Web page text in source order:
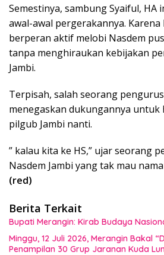
Semestinya, sambung Syaiful, HA
awal-awal pergerakannya.
berperan aktif melobi Nasdem
tanpa menghiraukan kebijakan
Jambi.
Terpisah, salah seorang
menegaskan dukungannya untuk
pilgub Jambi nanti.
” kalau kita ke HS,” ujar seorang
Nasdem Jambi yang tak mau
(red)
Berita Terkait
Bupati Merangin: Kirab Budaya
Minggu, 12 Juli 2026, Merangin Bakal
Penampilan 30 Grup Jaranan Kuda